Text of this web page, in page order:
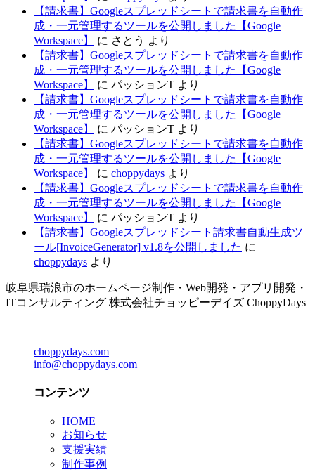
【請求書】Googleスプレッドシートで請求書を自動作
成・一元管理するツールを公開しました【Google
Workspace】
に さとう より
【請求書】Googleスプレッドシートで請求書を自動作
成・一元管理するツールを公開しました【Google
Workspace】
に パッションT より
【請求書】Googleスプレッドシートで請求書を自動作
成・一元管理するツールを公開しました【Google
Workspace】
に パッションT より
【請求書】Googleスプレッドシートで請求書を自動作
成・一元管理するツールを公開しました【Google
Workspace】
に choppydays より
【請求書】Googleスプレッドシートで請求書を自動作
成・一元管理するツールを公開しました【Google
Workspace】
に パッションT より
【請求書】Googleスプレッドシート請求書自動生成ツ
ール[InvoiceGenerator] v1.8を公開しました に
choppydays より
岐阜県瑞浪市のホームページ制作・Web開発・アプリ開発・
ITコンサルティング 株式会社チョッピーデイズ ChoppyDays
choppydays.com
info@choppydays.com
コンテンツ
HOME
お知らせ
支援実績
制作事例